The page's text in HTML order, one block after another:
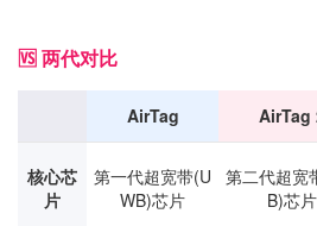
🆚 两代对比
AirTag AirTag
核心芯
片
第一代超宽带(U
WB)芯片
第二代超宽
B)芯片